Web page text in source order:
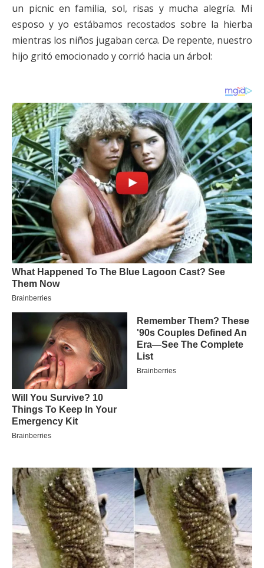
un picnic en familia, sol, risas y mucha alegría. Mi
esposo y yo estábamos recostados sobre la hierba
mientras los niños jugaban cerca. De repente, nuestro
hijo gritó emocionado y corrió hacia un árbol: